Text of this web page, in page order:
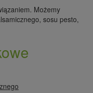
Możemy
sosu pesto,